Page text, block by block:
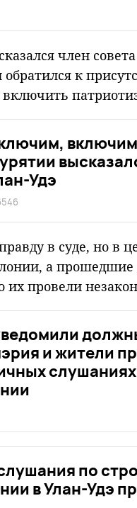
член
к
Удэ
в суде, но в
а
провели
и жители
по
в Улан-Удэ